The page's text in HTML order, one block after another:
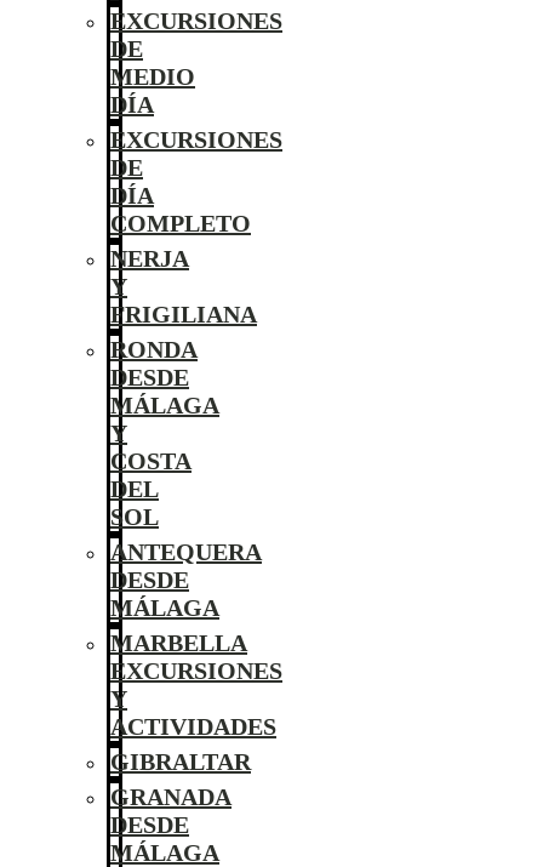
EXCURSIONES
DE
MEDIO
DÍA
EXCURSIONES
DE
DÍA
COMPLETO
NERJA
Y
FRIGILIANA
RONDA
DESDE
MÁLAGA
Y
COSTA
DEL
SOL
ANTEQUERA
DESDE
MÁLAGA
MARBELLA
EXCURSIONES
Y
ACTIVIDADES
GIBRALTAR
GRANADA
DESDE
MÁLAGA